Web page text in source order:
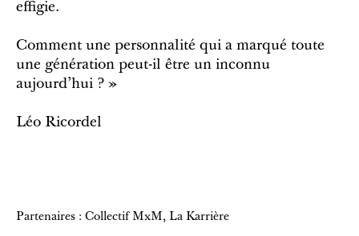
effigie.
Comment une personnalité qui a marqué toute
une génération peut-il être un inconnu
aujourd’hui ? »
Léo Ricordel
Partenaires : Collectif MxM, La Karrière